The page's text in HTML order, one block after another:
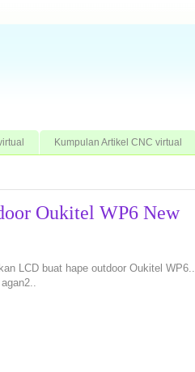
Kumpulan Artikel CNC virtual
Oukitel WP6 New
LCD buat hape outdoor Oukitel WP6..